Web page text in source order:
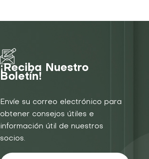
¡Reciba Nuestro
Boletín!
Envíe su correo electrónico para
obtener consejos útiles e
información útil de nuestros
socios.